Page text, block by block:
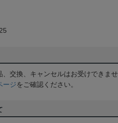
交換、キャンセルはお受けできませ
ージをご確認ください。